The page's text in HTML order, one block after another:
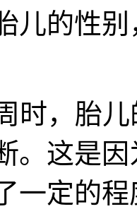
儿的性
，胎儿
。这是
一定的